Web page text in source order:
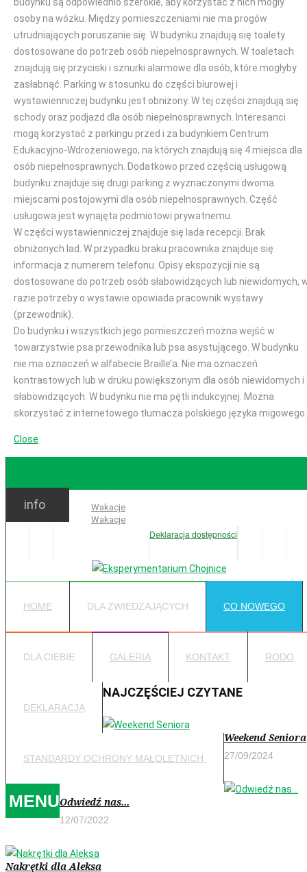
osoby na wózku. Między pomieszczeniami nie ma progów
utrudniających poruszanie się. W budynku znajdują się toalety
dostosowane do potrzeb osób niepełnosprawnych. W toaletach
znajdują się przyciski i sznurki alarmowe dla osób, które mogłyby
zasłabnąć. Parking w stosunku do części biurowej i
wystawienniczej budynku jest obniżony. W tej części znajdują się
schody oraz podjazd dla osób niepełnosprawnych. Interesanci
mogą korzystać z parkingu przed i za budynkiem Centrum
Edukacyjno-Wdrożeniowego, na których znajdują się 4 miejsca dla
osób niepełnosprawnych. Dodatkowo przed częścią usługową
budynku znajduje się drugi parking z wyznaczonymi dwoma
miejscami postojowymi dla osób niepełnosprawnych. Część
usługowa jest wynajęta podmiotowi prywatnemu.
W części wystawienniczej znajduje się lada recepcji. Brak
obniżonych lad. W przypadku braku pracownika znajduje się
informacja z numerem telefonu. Opisy ekspozycji nie są
dostosowane do potrzeb osób słabowidzących lub niewidomych,
razie potrzeby o wystawie opowiada pracownik wystawy
(przewodnik).
Do budynku i wszystkich jego pomieszczeń można wejść w
towarzystwie psa przewodnika lub psa asystującego. W budynku
nie ma oznaczeń w alfabecie Braille’a. Nie ma oznaczeń
kontrastowych lub w druku powiększonym dla osób niewidomych i
słabowidzących. W budynku nie ma pętli indukcyjnej. Można
skorzystać z internetowego tłumacza polskiego języka migowego.
Close
Ważne:
Wakacje
Wakacje
Deklaracja dostępności
info
HOME DLA ZWIEDZAJĄCYCH CO NOWEGO
DLA CIEBIE GALERIA KONTAKT RODO
DEKLARACJA
STANDARDY OCHRONY MAŁOLETNICH
MENU
NAJCZĘŚCIEJ CZYTANE
Weekend Seniora
27/09/2024
Odwiedź nas...
12/07/2022
Nakrętki dla Aleksa